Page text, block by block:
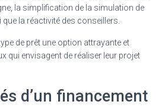
N
la simplification de la simulation de
la réactivité des conseillers.
de prêt une option attrayante et
qui envisagent de réaliser leur projet
d’un financement